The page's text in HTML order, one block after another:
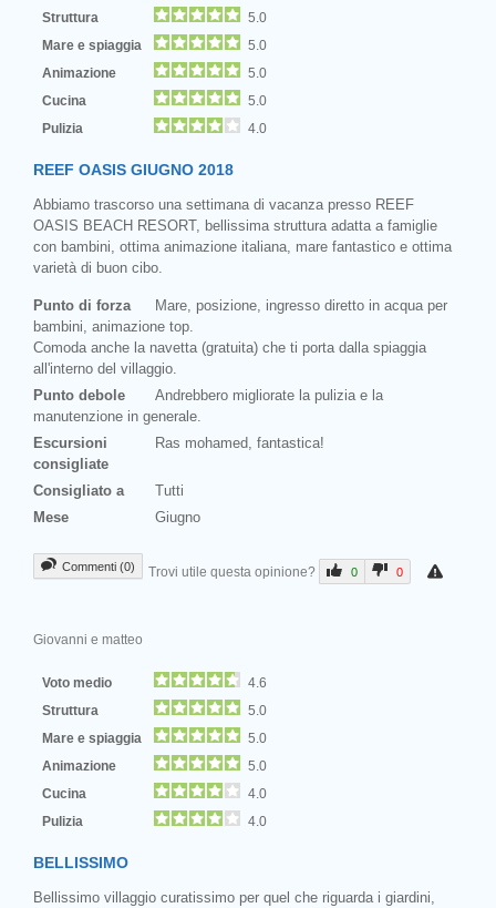
Struttura
5.0
Mare e spiaggia
5.0
Animazione
5.0
Cucina
5.0
Pulizia
4.0
REEF OASIS GIUGNO 2018
Abbiamo trascorso una settimana di vacanza presso REEF
OASIS BEACH RESORT, bellissima struttura adatta a famiglie
con bambini, ottima animazione italiana, mare fantastico e ottima
varietà di buon cibo.
Punto di forza
Mare, posizione, ingresso diretto in acqua per
bambini, animazione top.
Comoda anche la navetta (gratuita) che ti porta dalla spiaggia
all'interno del villaggio.
Punto debole
Andrebbero migliorate la pulizia e la
manutenzione in generale.
Escursioni
consigliate
Ras mohamed, fantastica!
Consigliato a
Tutti
Mese
Giugno
Commenti (0) Trovi utile questa opinione? 0 0
Giovanni e matteo
Voto medio
4.6
Struttura
5.0
Mare e spiaggia
5.0
Animazione
5.0
Cucina
4.0
Pulizia
4.0
BELLISSIMO
Bellissimo villaggio curatissimo per quel che riguarda i giardini,